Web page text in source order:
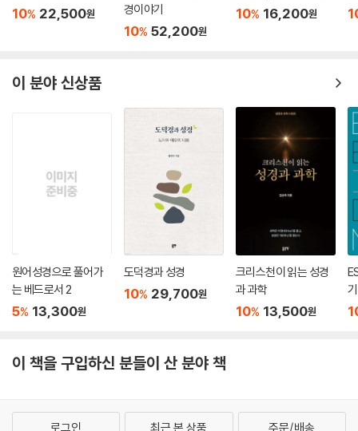
10% 22,500원
경이야기
10% 52,200원
10% 16,200원
이 분야 신상품
원어성경으로 풀어가
는 베드로서 2
5% 13,300원
도덕경과 성경
10% 29,700원
크리스천이 읽는 성경
과 과학
10% 13,500원
기
이 책을 구입하신 분들이 산 분야 책
로그인 최근 본 상품 주문/배송